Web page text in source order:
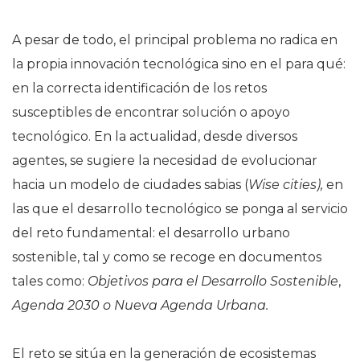
A pesar de todo, el principal problema no radica en
la propia innovación tecnológica sino en el para qué:
en la correcta identificación de los retos
susceptibles de encontrar solución o apoyo
tecnológico. En la actualidad, desde diversos
agentes, se sugiere la necesidad de evolucionar
hacia un modelo de ciudades sabias (Wise cities), en
las que el desarrollo tecnológico se ponga al servicio
del reto fundamental: el desarrollo urbano
sostenible, tal y como se recoge en documentos
tales como: Objetivos para el Desarrollo Sostenible,
Agenda 2030 o Nueva Agenda Urbana.
El reto se sitúa en la generación de ecosistemas